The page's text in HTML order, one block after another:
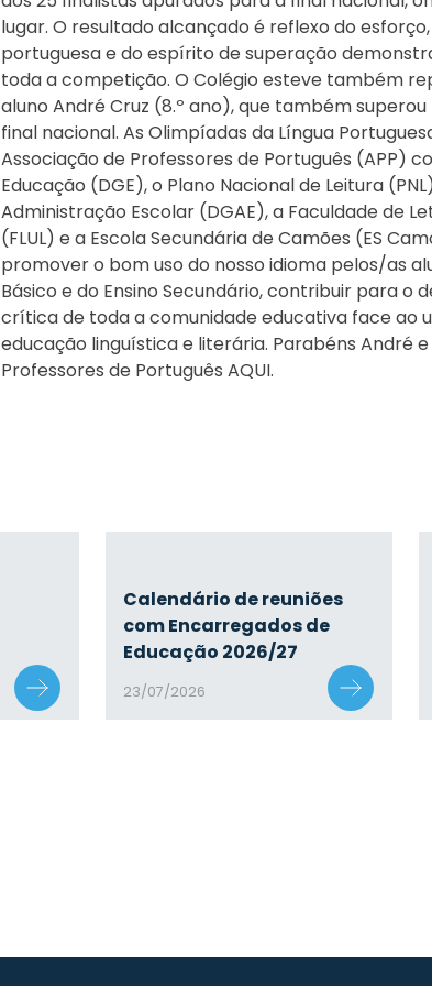
lugar. O resultado alcançado é reflexo do
portuguesa e do espírito de superação
toda a competição. O Colégio esteve também
aluno André Cruz (8.º ano), que também
final nacional. As Olimpíadas da Língua
Associação de Professores de Português (APP)
Educação (DGE), o Plano Nacional de Leitura
Administração Escolar (DGAE), a Faculdade de
(FLUL) e a Escola Secundária de Camões (ES
promover o bom uso do nosso idioma pelos/as
Básico e do Ensino Secundário, contribuir para o
crítica de toda a comunidade educativa face ao
educação linguística e literária. Parabéns André
Professores de Português AQUI.
Calendário de reuniões
com Encarregados de
Educação 2026/27
23/07/2026